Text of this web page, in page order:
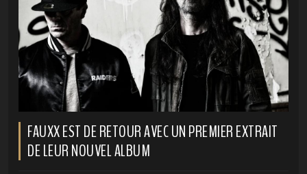
FAUXX EST DE RETOUR AVEC UN PREMIER EXTRAIT
DE LEUR NOUVEL ALBUM